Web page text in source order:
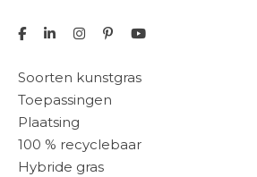
Soorten kunstgras
Toepassingen
Plaatsing
100 % recyclebaar
Hybride gras